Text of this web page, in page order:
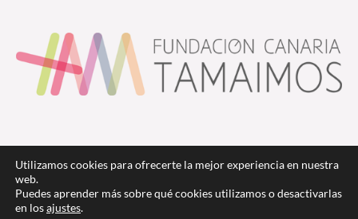
Utilizamos cookies para ofrecerte la mejor experiencia en nuestra
web.
Puedes aprender más sobre qué cookies utilizamos o desactivarlas
en losajustes.